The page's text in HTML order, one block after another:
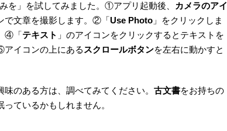
を」を試してみました。①アプリ起動後、
カメラのアイ
で文章を撮影します。②「Use Photo 」をクリックしま
④「テキスト 」のアイコンをクリックするとテキストを
イコンの上にある スクロールボタンを左右に動かすと
のある方は、調べてみてください。 古文書をお持ちの
っているかもしれません。